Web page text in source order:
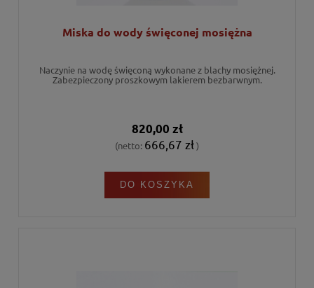
Miska do wody święconej mosiężna
Naczynie na wodę święconą wykonane z blachy mosiężnej.
Zabezpieczony proszkowym lakierem bezbarwnym.
820,00 zł
(netto: 666,67 zł)
DO KOSZYKA